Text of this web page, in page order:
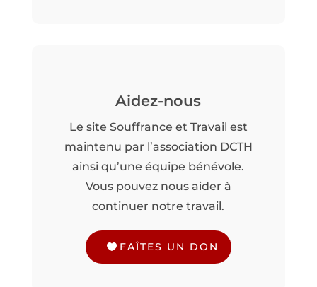
Aidez-nous
Le site Souffrance et Travail est
maintenu par l’association DCTH
ainsi qu’une équipe bénévole.
Vous pouvez nous aider à
continuer notre travail.
FAÎTES UN DON